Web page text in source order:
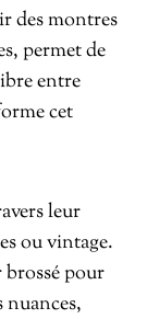
des montres
permet de
entre
cet
leur
ou vintage.
brossé pour